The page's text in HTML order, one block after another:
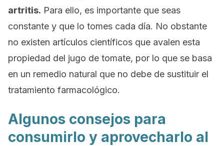
artritis. Para ello, es importante que seas
constante y que lo tomes cada día. No obstante
no existen artículos científicos que avalen esta
propiedad del jugo de tomate, por lo que se basa
en un remedio natural que no debe de sustituir el
tratamiento farmacológico.
Algunos consejos para
consumirlo y aprovecharlo al